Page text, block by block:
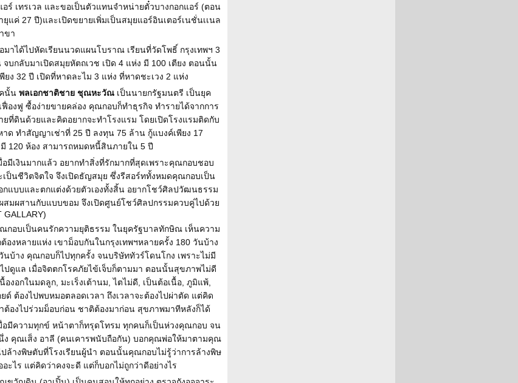
อร์ เทรเวล และขอเป็นตัวแทนจำหน่ายตั๋วบางกอกแอร์ (ตอน
แค่ 27 ปี)และเปิดขยายเพิ่มเป็นสมุยแอร์อินเตอร์เนชั่นเเนล
ขา
มาได้ไปหัดเรียนนวดแผนโบราณ เรียนที่วัดโพธิ์ กรุงเทพฯ 3
จบกลับมาเปิดสมุยหัตถเวช เปิด 4 แห่ง มี 100 เตียง ตอนนั้น
พียง 32 ปี เปิดที่หาดละไม 3 แห่ง ที่หาดชะเวง 2 แห่ง
นั้น พลเอกชาติชาย ชุณหะวัณ เป็นนายกรัฐมนตรี เป็นยุค
ฟื่องฟู ซื้อง่ายขายคล่อง คุณกอบก็ทำธุรกิจ ทำรายได้จากการ
ยที่ดินด้วยและคิดอยากจะทำโรงแรม โดยเปิดโรงแรมติดกับ
าด ทำสัญญาเช่าที่ 25 ปี ลงทุน 75 ล้าน กู้แบงค์เพียง 17
120 ห้อง สามารถหมดหนี้สินภายใน 5 ปี
อมีเงินมากแล้ว อยากทำสิ่งที่รักมากที่สุดเพราะคุณกอบชอบ
เป็นชีวิตจิตใจ จึงเปิดธัญสมุย ซึ่งรีสอร์ททั้งหมดคุณกอบเป็น
กแบบและตกแต่งด้วยตัวเองทั้งสิ้น อยากโชว์ศิลปวัฒนธรรม
สมผสานกับแบบขอม จึงเปิดศูนย์โชว์ศิลปกรรมควบคู่ไปด้วย
GALLARY)
กอบเป็นคนรักความยุติธรรม ในยุครัฐบาลทักษิณ เห็นความ
องหลายแห่ง เขาม็อบกันในกรุงเทพฯหลายครั้ง 180 วันบ้าง
นบ้าง คุณกอบก็ไปทุกครั้ง จนบริษัททัวร์โดนโกง เพราะไม่มี
ไปดูแล เมื่อจิตตกโรคภัยไข้เจ็บก็ตามมา ตอนนั้นสุขภาพไม่ดี
นื้องอกในมดลูก, มะเร็งเต้านม, ไตไม่ดี, เป็นต้อเนื้อ, ภูมิแพ้,
ด์ ต้องไปพบหมอตลอดเวลา ถึงเวลาจะต้องไปผ่าตัด แต่คิด
าต้องไปร่วมม็อบก่อน ชาติต้องมาก่อน สุขภาพมาทีหลังก็ได้
อมีความทุกข์ หน้าตาก็ทรุดโทรม ทุกคนก็เป็นห่วงคุณกอบ จน
ง คุณเส็ง อาลี (คนเคารพนับถือกัน) บอกคุณพ่อให้มาตามคุณ
ปล้างพิษตับที่โรงเรียนผู้นำ ตอนนั้นคุณกอบไม่รู้ว่าการล้างพิษ
อะไร แต่คิดว่าคงจะดี แต่ก็บอกไม่ถูกว่าดีอย่างไร